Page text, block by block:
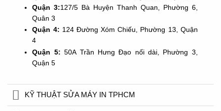
Quận 3:127/5 Bà Huyện Thanh Quan, Phường 6,
Quân 3
Quận 4: 124 Đường Xóm Chiếu, Phường 13, Quận
4
Quận 5: 50A Trần Hưng Đạo nối dài, Phường 3,
Quận 5
KỸ THUẬT SỬA MÁY IN TPHCM